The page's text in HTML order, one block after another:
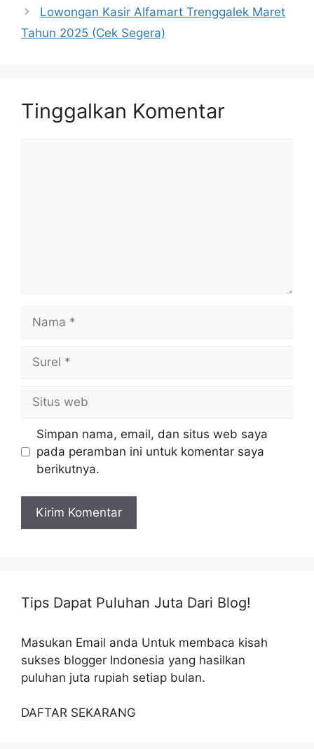
Lowongan Kasir Alfamart Trenggalek Maret
Tahun 2025 (Cek Segera)
Tinggalkan Komentar
Nama
Surel
Situs
web
Simpan nama, email, dan situs web saya
pada peramban ini untuk komentar saya
berikutnya.
Tips Dapat Puluhan Juta Dari Blog!
Masukan Email anda Untuk membaca kisah
sukses blogger Indonesia yang hasilkan
puluhan juta rupiah setiap bulan.
DAFTAR SEKARANG